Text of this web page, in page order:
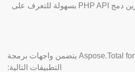
التنسيقات. يمكن للمطورين دمج PHP API بسهولة للتعرف على
Aspose.Total for PHP via Java يتضمن واجهات برمجة
التطبيقات التالية: